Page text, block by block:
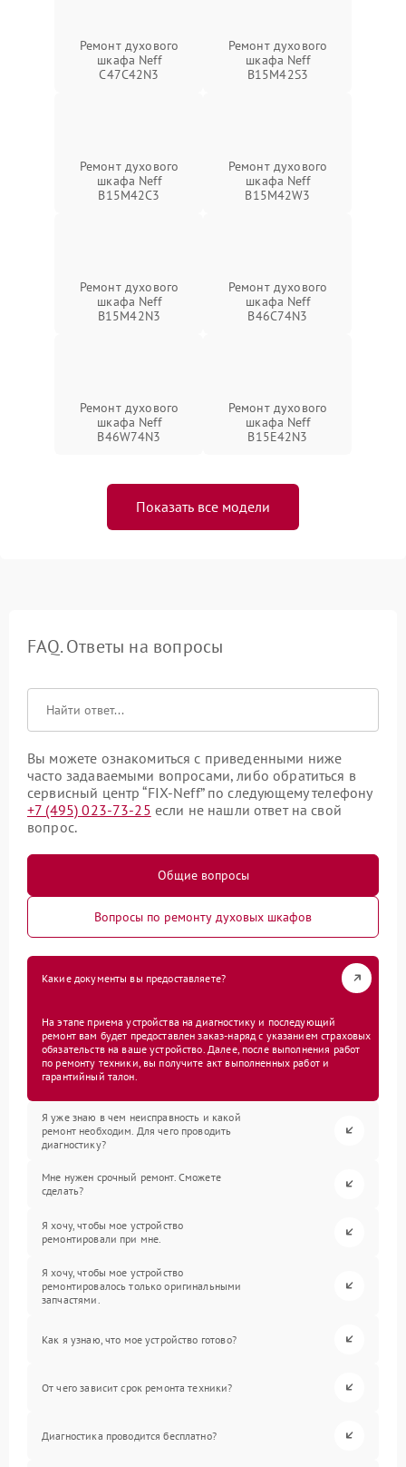
Ремонт духового
шкафа Neff
C47C42N3
Ремонт духового
шкафа Neff
B15M42S3
Ремонт духового
шкафа Neff
B15M42C3
Ремонт духового
шкафа Neff
B15M42W3
Ремонт духового
шкафа Neff
B15M42N3
Ремонт духового
шкафа Neff
B46C74N3
Ремонт духового
шкафа Neff
B46W74N3
Ремонт духового
шкафа Neff
B15E42N3
Показать все модели
FAQ. Ответы на вопросы
Вы можете ознакомиться с приведенными ниже
часто задаваемыми вопросами, либо обратиться в
сервисный центр “FIX-Neff” по следующему телефону
+7 (495) 023-73-25 если не нашли ответ на свой
вопрос.
Общие вопросы
Вопросы по ремонту духовых шкафов
Какие документы вы предоставляете?
На этапе приема устройства на диагностику и последующий
ремонт вам будет предоставлен заказ-наряд с указанием страховых
обязательств на ваше устройство. Далее, после выполнения работ
по ремонту техники, вы получите акт выполненных работ и
гарантийный талон.
Я уже знаю в чем неисправность и какой
ремонт необходим. Для чего проводить
диагностику?
Мне нужен срочный ремонт. Сможете
сделать?
Я хочу, чтобы мое устройство
ремонтировали при мне.
Я хочу, чтобы мое устройство
ремонтировалось только оригинальными
запчастями.
Как я узнаю, что мое устройство готово?
От чего зависит срок ремонта техники?
Диагностика проводится бесплатно?